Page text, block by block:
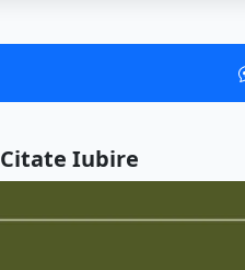
Citate Iubire